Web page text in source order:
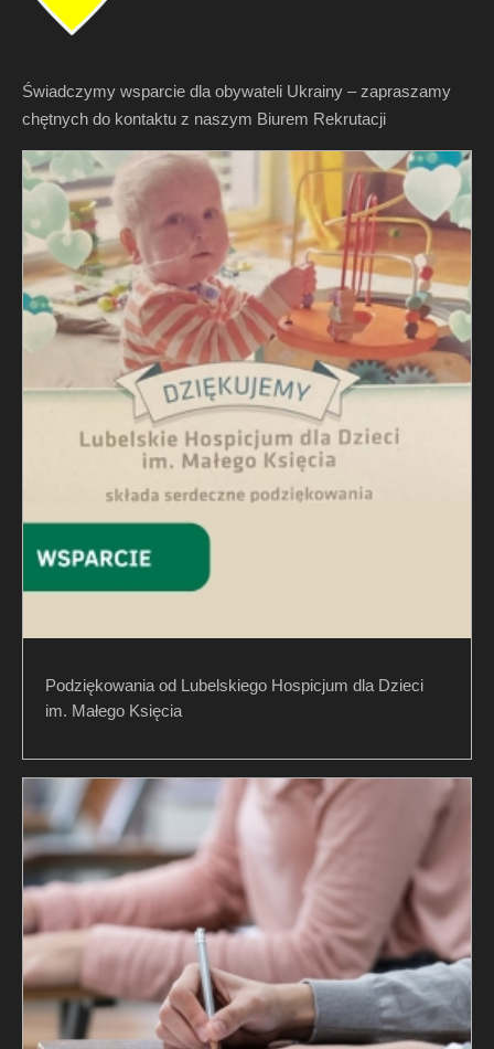
Świadczymy wsparcie dla obywateli Ukrainy – zapraszamy
chętnych do kontaktu z naszym Biurem Rekrutacji
Podziękowania od Lubelskiego Hospicjum dla Dzieci
im. Małego Księcia